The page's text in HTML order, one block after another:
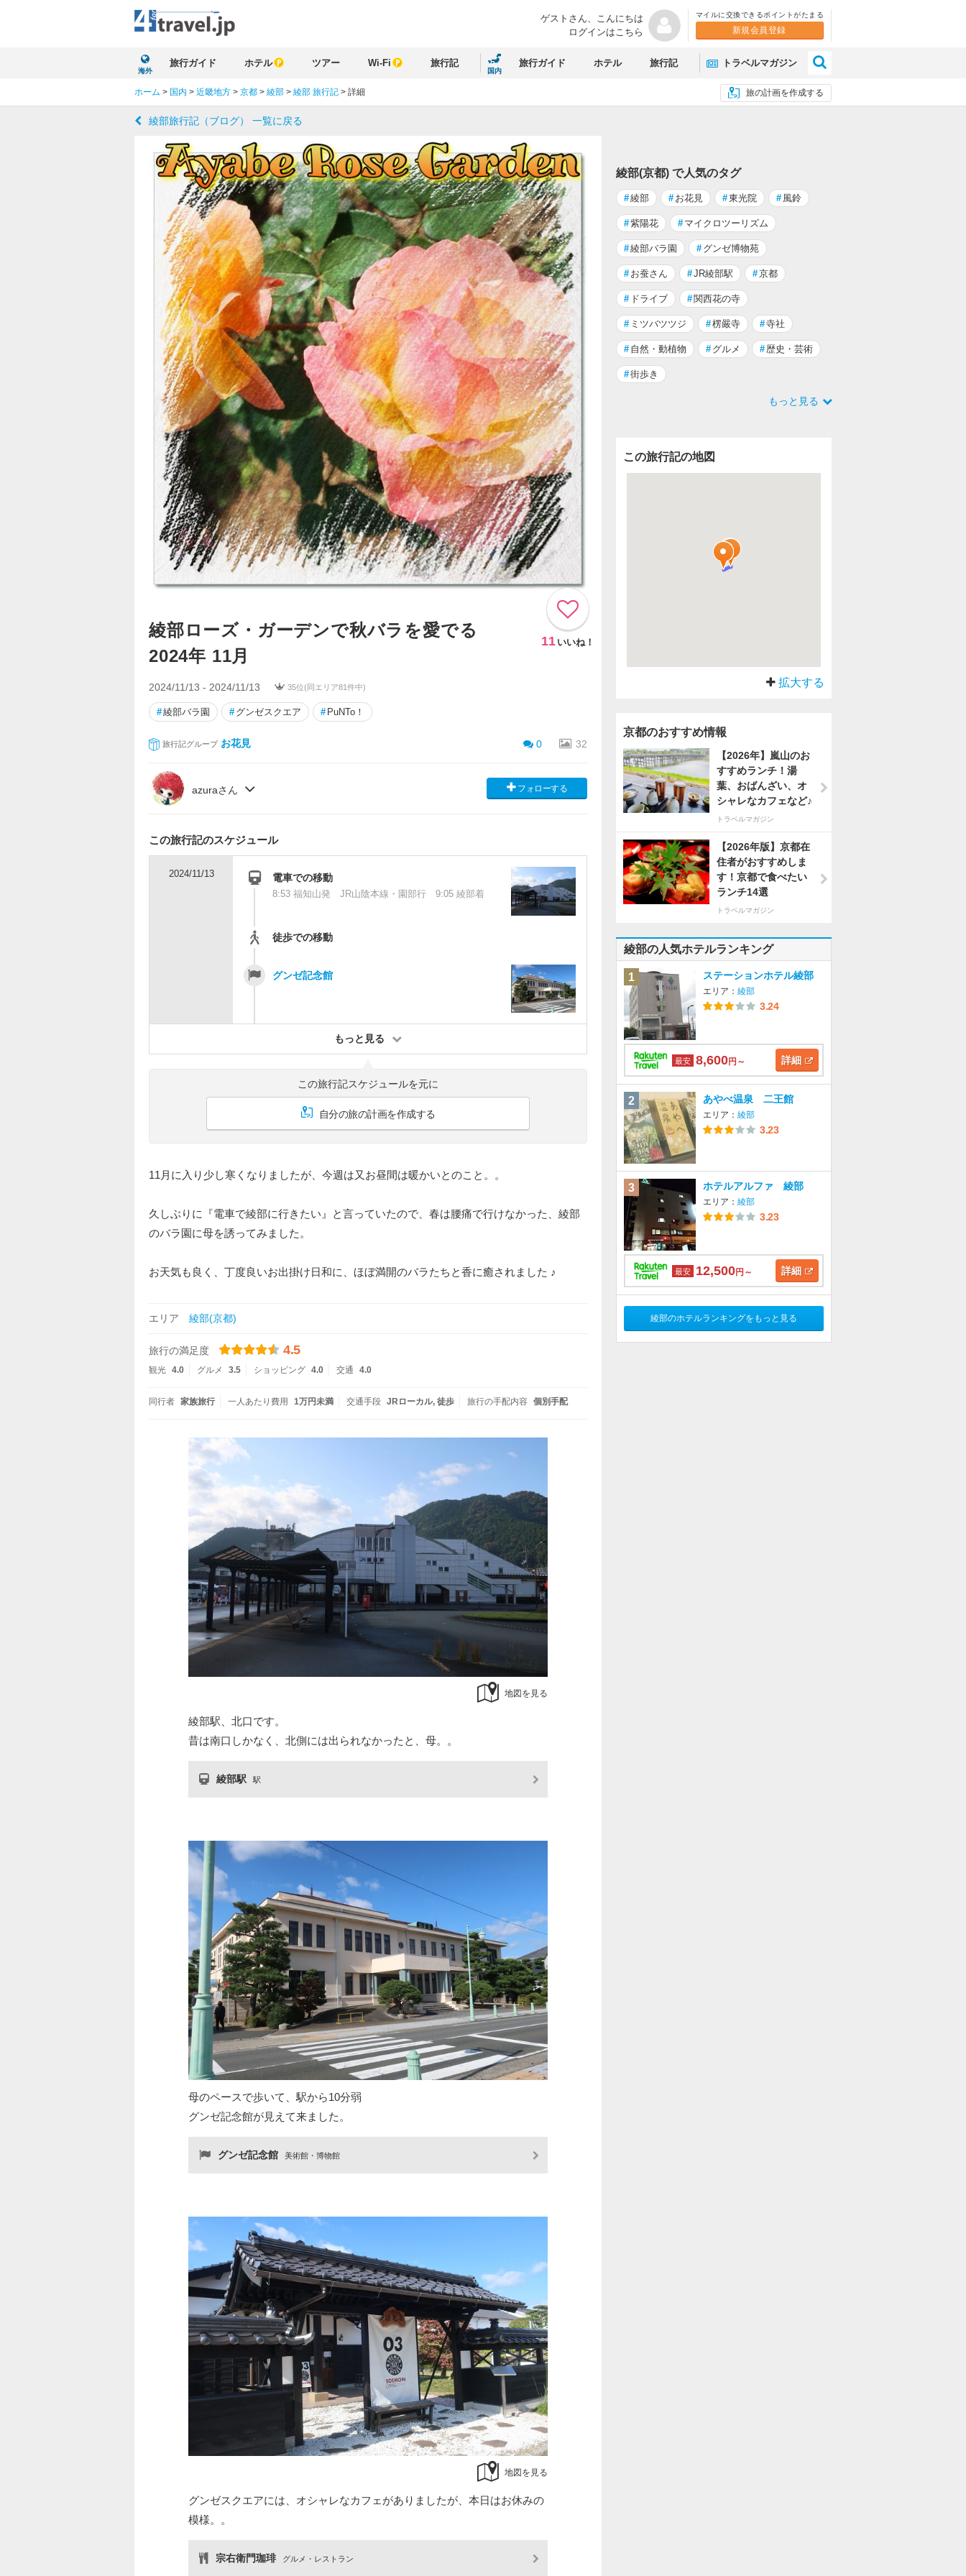
ゲストさん、 こんにちは
ログインはこちら
マイルに交換できるポイントがたまる
新規会員登録
海外
旅行ガイド ホテル ツアー Wi-Fi 旅行記
国内
旅行ガイド ホテル 旅行記 トラベルマガジン
旅の計画を作成する
ホーム > 国内 > 近畿地方 > 京都 > 綾部 > 綾部 旅行記 > 詳細
綾部旅行記（ブログ） 一覧に戻る
綾部ローズ・ガーデンで秋バラを愛でる
2024年 11月
11 いいね！
2024/11/13 - 2024/11/13 35位(同エリア81件中)
#綾部バラ園 # グンゼスクエア # PuNTo！
旅行記グループ お花見 0 32
azuraさん フォローする
この旅行記のスケジュール
2024/11/13 電車での移動
8:53 福知山発 JR山陰本線・園部行 9:05 綾部着
徒歩での移動
グンゼ記念館
もっと見る
この旅行記スケジュールを元に
自分の旅の計画を作成する
11月に入り少し寒くなりましたが、今週は又お昼間は暖かいとのこと。。
久しぶりに『電車で綾部に行きたい』と言っていたので、春は腰痛で行けなかった、綾部
のバラ園に母を誘ってみました。
お天気も良く、丁度良いお出掛け日和に、ほぼ満開のバラたちと香に癒されました ♪
エリア 綾部(京都)
旅行の満足度 4.5
観光 4.0 グルメ 3.5 ショッピング 4.0 交通 4.0
同行者 家族旅行 一人あたり費用 1万円未満 交通手段 JRローカル 徒歩 旅行の手配内容 個別手配
地図を見る
綾部駅、北口です。
昔は南口しかなく、北側には出られなかったと、母。。
綾部駅 駅
母のペースで歩いて、駅から10分弱
グンゼ記念館が見えて来ました。
グンゼ記念館 美術館・博物館
地図を見る
グンゼスクエアには、オシャレなカフェがありましたが、本日はお休みの
模様。。
宗右衛門珈琲 グルメ・レストラン
綾部(京都) で人気のタグ
#綾部 # お花見 #東光院 # 風鈴
#紫陽花 # マイクロツーリズム
#綾部バラ園 # グンゼ博物苑
# お蚕さん #JR綾部駅 #京都
# ドライブ # 関西花の寺
# ミツバツツジ #楞嚴寺 #寺社
# 自然・動植物 # グルメ # 歴史・芸術
#街歩き
もっと見る
この旅行記の地図
拡大する
京都のおすすめ情報
【2026年】嵐山のお
すすめランチ！湯
葉、おばんざい、オ
シャレなカフェなど♪
トラベルマガジン
【2026年版】京都在
住者がおすすめしま
す！京都で食べたい
ランチ14選
トラベルマガジン
綾部の人気ホテルランキング
1 ステーションホテル綾部
エリア： 綾部
3.24
最安 8,600円～ 詳細
2 あやべ温泉 二王館
エリア： 綾部
3.23
3 ホテルアルファ 綾部
エリア： 綾部
3.23
最安 12,500円～ 詳細
綾部のホテルランキングをもっと見る